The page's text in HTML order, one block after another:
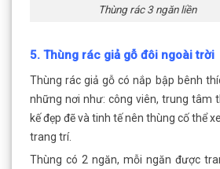
Thùng rác 3 ngăn liền
5. Thùng rác giả gỗ đôi ngoài trời
Thùng rác giả gỗ có nắp bập bênh
những nơi như: công viên, trung tâm
kế đẹp đẽ và tinh tế nên thùng cố thể
trang trí.
Thùng có 2 ngăn, mỗi ngăn được